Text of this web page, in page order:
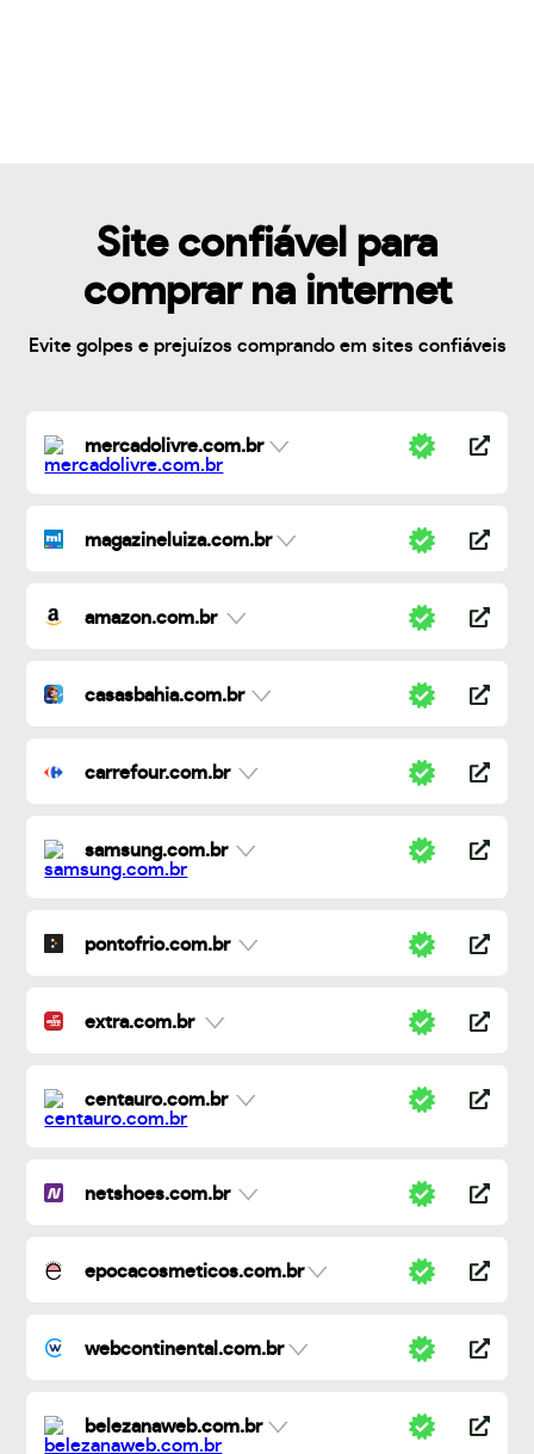
Site confiável para
comprar na internet
Evite golpes e prejuízos comprando em sites confiáveis
mercadolivre.com.br
magazineluiza.com.br
amazon.com.br
casasbahia.com.br
carrefour.com.br
samsung.com.br
pontofrio.com.br
extra.com.br
centauro.com.br
netshoes.com.br
epocacosmeticos.com.br
webcontinental.com.br
belezanaweb.com.br